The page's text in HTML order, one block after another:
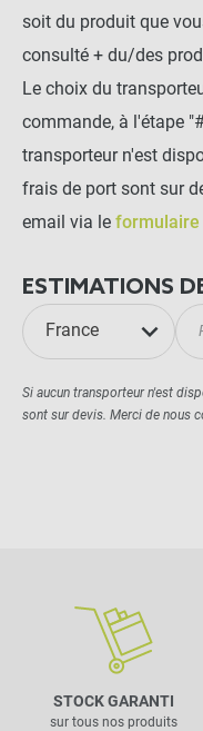
soit du produit que
consulté + du/des
Le choix du
commande, à l'étape
transporteur n'est
frais de port sont sur
email via le formulaire
ESTIMATIONS
France
Si aucun transporteur n'est
sont sur devis. Merci de nous
STOCK GARANTI
sur tous nos produits